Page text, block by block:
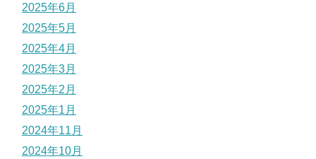
2025年6月
2025年5月
2025年4月
2025年3月
2025年2月
2025年1月
2024年11月
2024年10月